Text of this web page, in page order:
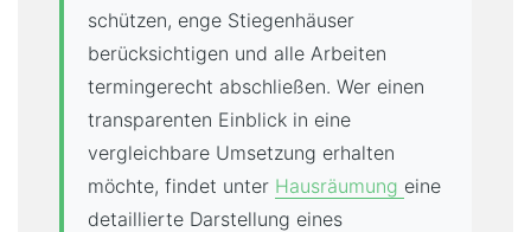
schützen, enge Stiegenhäuser
berücksichtigen und alle Arbeiten
termingerecht abschließen. Wer einen
transparenten Einblick in eine
vergleichbare Umsetzung erhalten
möchte, findet unter Hausräumung eine
detaillierte Darstellung eines